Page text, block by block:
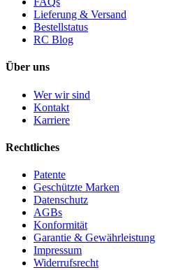
Lieferung & Versand
Bestellstatus
RC Blog
Über uns
Wer wir sind
Kontakt
Karriere
Rechtliches
Patente
Geschützte Marken
Datenschutz
AGBs
Konformität
Garantie & Gewährleistung
Impressum
Widerrufsrecht